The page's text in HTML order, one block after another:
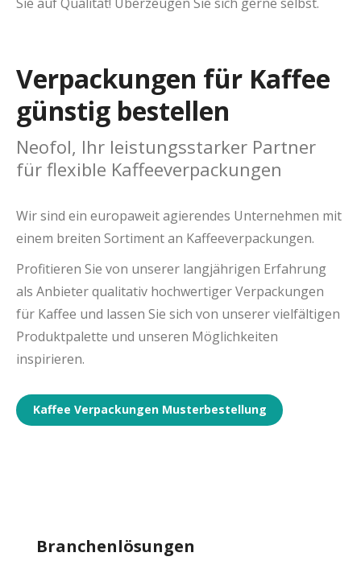
Verpackungen für Kaffee
günstig bestellen
Neofol, Ihr leistungsstarker Partner
für flexible Kaffeeverpackungen
Wir sind ein europaweit agierendes Unternehmen mit
einem breiten Sortiment an Kaffeeverpackungen.
Profitieren Sie von unserer langjährigen Erfahrung
als Anbieter qualitativ hochwertiger Verpackungen
für Kaffee und lassen Sie sich von unserer vielfältigen
Produktpalette und unseren Möglichkeiten
inspirieren.
Kaffee Verpackungen Musterbestellung
Branchenlösungen